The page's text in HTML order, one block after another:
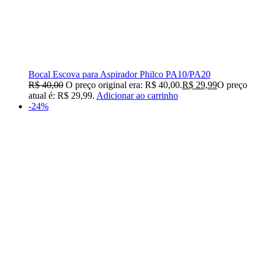
Bocal Escova para Aspirador Philco PA10/PA20
R$40,00 O preço original era: R$ 40,00.R$ 29,99O preço
atual é: R$ 29,99. Adicionar ao carrinho
-24%